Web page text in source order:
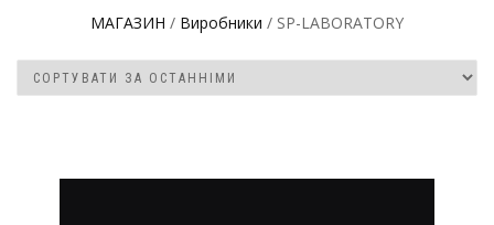
МАГАЗИН / Виробники / SP-LABORATORY